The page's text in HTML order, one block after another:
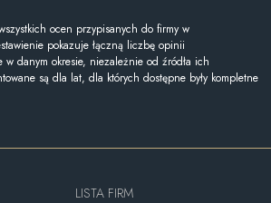
ocen przypisanych do firmy w
pokazuje łączną liczbę opinii
danym okresie, niezależnie od źródła ich
są dla lat, dla których dostępne były kompletne
LISTA FIRM